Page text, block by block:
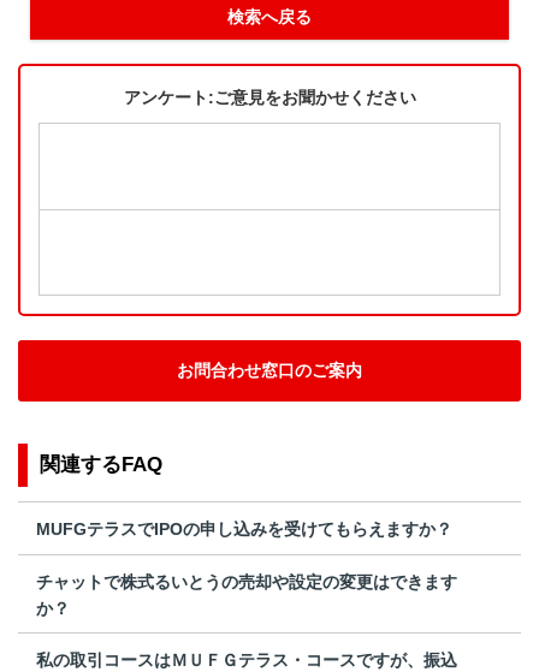
検索へ戻る
アンケート:ご意見をお聞かせください
お問合わせ窓口のご案内
関連するFAQ
MUFGテラスでIPOの申し込みを受けてもらえますか？
チャットで株式るいとうの売却や設定の変更はできます
か？
私の取引コースはＭＵＦＧテラス・コースですが、振込